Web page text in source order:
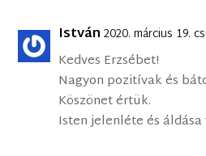
István 2020. március 19.
Kedves Erzsébet!
Nagyon pozitívak és
Köszönet értük.
Isten jelenléte és